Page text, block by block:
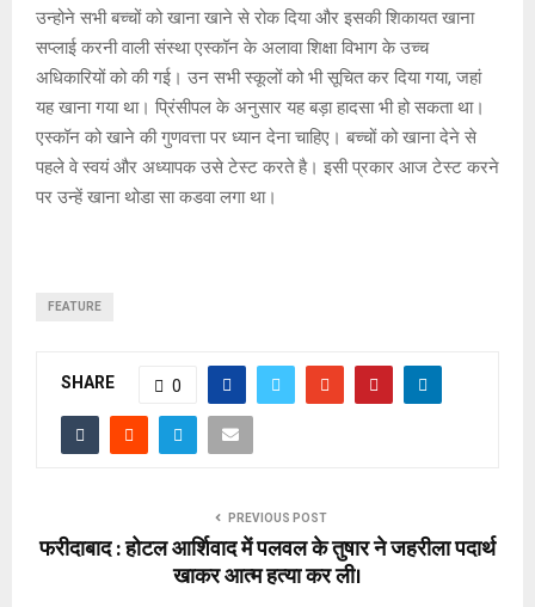
उन्होने सभी बच्चों को खाना खाने से रोक दिया और इसकी शिकायत खाना
सप्लाई करनी वाली संस्था एस्कॉन के अलावा शिक्षा विभाग के उच्च
अधिकारियों को की गई। उन सभी स्कूलों को भी सूचित कर दिया गया, जहां
यह खाना गया था। प्रिंसीपल के अनुसार यह बड़ा हादसा भी हो सकता था।
एस्कॉन को खाने की गुणवत्ता पर ध्यान देना चाहिए। बच्चों को खाना देने से
पहले वे स्वयं और अध्यापक उसे टेस्ट करते है। इसी प्रकार आज टेस्ट करने
पर उन्हें खाना थोडा सा कडवा लगा था।
FEATURE
SHARE 0
PREVIOUS POST
फरीदाबाद : होटल आर्शिवाद में पलवल के तुषार ने जहरीला पदार्थ
खाकर आत्म हत्या कर ली।